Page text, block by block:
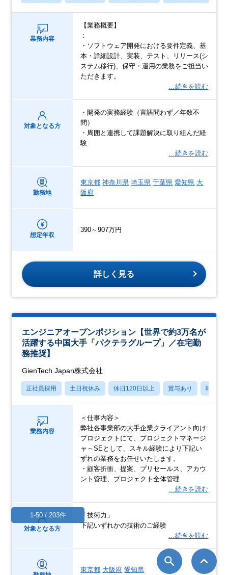
業務内容
【業務概要】
：
・ソフトウェア開発における要件定義、基
本・詳細設計、実装、テスト、リリース(シ
ステム移行)、保守・運用の業務をご担当い
ただきます。
…続きを読む
対象となる方
・開発の実務経験（言語問わず／年数不
問）
・周囲と連携して課題解決に取り組んだ経
験
…続きを読む
勤務地
東京都 神奈川県 埼玉県 千葉県 愛知県 大
阪府
想定年収
390～907万円
詳しく見る
エンジニアオープンポジション【世界で約3万名が
活躍する中国大手「パクテラグループ」／在宅勤
務推奨】
GienTech Japan株式会社
正社員採用 土日祝休み 休日120日以上 賞与あり 転勤な
業務内容
＜仕事内容＞
弊社各事業部の大手企業クライアント向け
プロジェクトにて、プロジェクトマネージ
ャ～SEとして、スキル経験により下記い
ずれの業務をお任せいたします。
・顧客折衝、提案、プリセールス、アカウ
ント管理、プロジェクト全体管理
…続きを読む
対象となる方
「技術力」
下記いずれかの技術のご経験
…続きを読む
東京都 大阪府 愛知県
1-50 / 203件